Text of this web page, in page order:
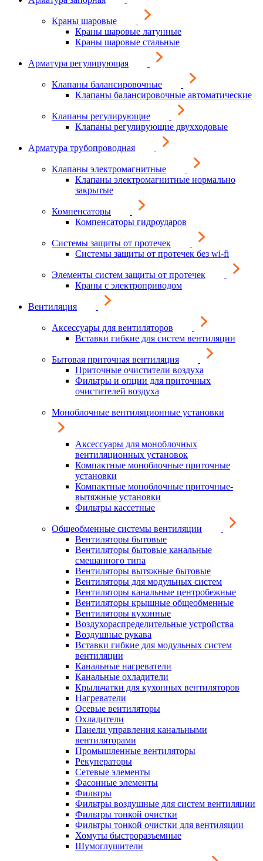
Краны шаровые
Краны шаровые латунные
Краны шаровые стальные
Арматура регулирующая
Клапаны балансировочные
Клапаны балансировочные автоматические
Клапаны регулирующие
Клапаны регулирующие двухходовые
Арматура трубопроводная
Клапаны электромагнитные
Клапаны электромагнитные нормально
закрытые
Компенсаторы
Компенсаторы гидроударов
Системы защиты от протечек
Системы защиты от протечек без wi-fi
Элементы систем защиты от протечек
Краны с электроприводом
Вентиляция
Аксессуары для вентиляторов
Вставки гибкие для систем вентиляции
Бытовая приточная вентиляция
Приточные очистители воздуха
Фильтры и опции для приточных
очистителей воздуха
Моноблочные вентиляционные установки
Аксессуары для моноблочных
вентиляционных установок
Компактные моноблочные приточные
установки
Компактные моноблочные приточные-
вытяжные установки
Фильтры кассетные
Общеобменные системы вентиляции
Вентиляторы бытовые
Вентиляторы бытовые канальные
смешанного типа
Вентиляторы вытяжные бытовые
Вентиляторы для модульных систем
Вентиляторы канальные центробежные
Вентиляторы крышные общеобменные
Вентиляторы кухонные
Воздухораспределительные устройства
Воздушные рукава
Вставки гибкие для модульных систем
вентиляции
Канальные нагреватели
Канальные охладители
Крыльчатки для кухонных вентиляторов
Нагреватели
Осевые вентиляторы
Охладители
Панели управления канальными
вентиляторами
Промышленные вентиляторы
Рекуператоры
Сетевые элементы
Фасонные элементы
Фильтры
Фильтры воздушные для систем вентиляции
Фильтры тонкой очистки
Фильтры тонкой очистки для вентиляции
Хомуты быстроразъемные
Шумоглушители